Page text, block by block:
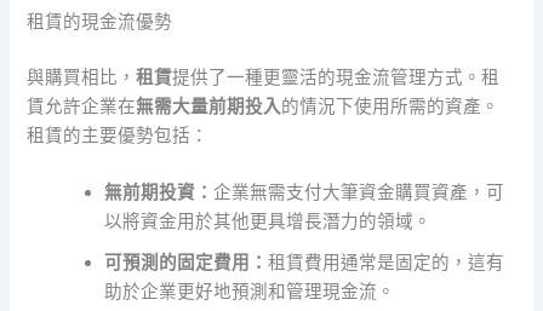
租賃的現金流優勢
與購買相比，租賃提供了一種更靈活的現金流管理方式。租
賃允許企業在無需大量前期投入的情況下使用所需的資產。
租賃的主要優勢包括：
無前期投資：企業無需支付大筆資金購買資產，可
以將資金用於其他更具增長潛力的領域。
可預測的固定費用：租賃費用通常是固定的，這有
助於企業更好地預測和管理現金流。